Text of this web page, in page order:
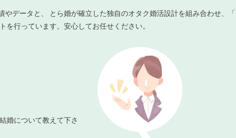
データと、 とら婚が確立した独自のオタク婚活設計を組み合わせ、
行っています。安心してお任せください。
婚について教えて下さ